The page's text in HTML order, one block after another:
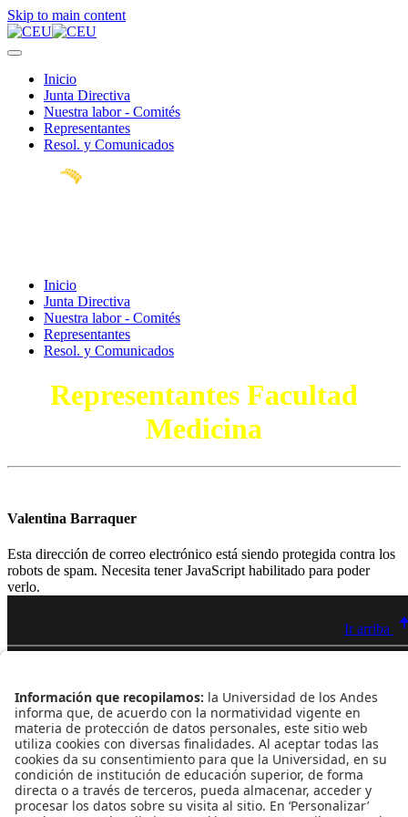
Skip to main content
Inicio
Junta Directiva
Nuestra labor - Comités
Representantes
Resol. y Comunicados
Inicio
Junta Directiva
Nuestra labor - Comités
Representantes
Resol. y Comunicados
Representantes Facultad
Medicina
Valentina Barraquer
Esta dirección de correo electrónico está siendo protegida contra los
robots de spam. Necesita tener JavaScript habilitado para poder
verlo.
Ir arriba
Dirección
Cra. 1 Este Nº 19A - 40 Bogotá - Colombia
Edificio Mario Laserna - piso 6 - Oficina 609
Atención telefónica
+(571) 339 49 49 - Ext. 4830